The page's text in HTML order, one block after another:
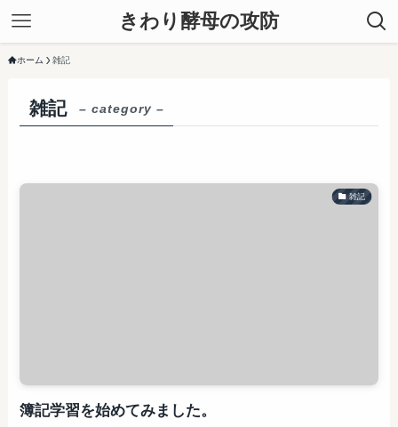
きわり酵母の攻防
ホーム 雑記
雑記 – category –
雑記
簿記学習を始めてみました。